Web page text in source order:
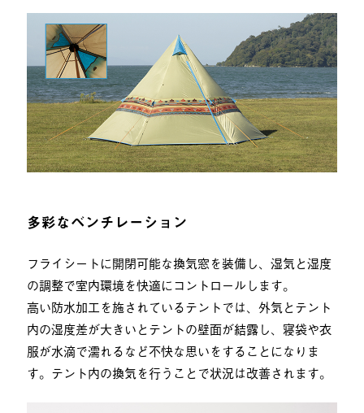
多彩なベンチレーション
フライシートに開閉可能な換気窓を装備し、湿気と湿度
の調整で室内環境を快適にコントロールします。
高い防水加工を施されているテントでは、外気とテント
内の湿度差が大きいとテントの壁面が結露し、寝袋や衣
服が水滴で濡れるなど不快な思いをすることになりま
す。テント内の換気を行うことで状況は改善されます。